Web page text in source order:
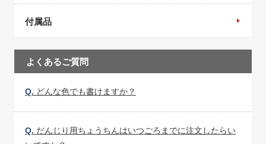
付属品
よくあるご質問
Q. どんな色でも書けますか？
Q. だんじり用ちょうちんはいつごろまでに注文したらい